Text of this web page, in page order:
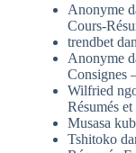
Anonyme
Cours-
trendbet
Anonyme
Consignes
Wilfried
Résumés
Musasa
Tshitoko